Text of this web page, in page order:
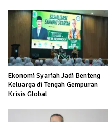
Ekonomi Syariah Jadi Benteng
Keluarga di Tengah Gempuran
Krisis Global